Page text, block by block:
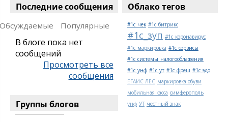
Последние сообщения
Обсуждаемые Популярные
В блоге пока нет
сообщений
Просмотреть все
сообщения
Группы блогов
Облако тегов
#1c_чек #1с_битрикс
#1с_зуп #1с_коронавирус
#1с_маркировка #1с_сервисы
#1с_системы_налогооблажения
#1с_унф #1с_ут #1с_фреш #1с_эдо
ЕГАИС ЛЕС маркировка обуви
мобильная касса симферополь
унф УТ честный знак